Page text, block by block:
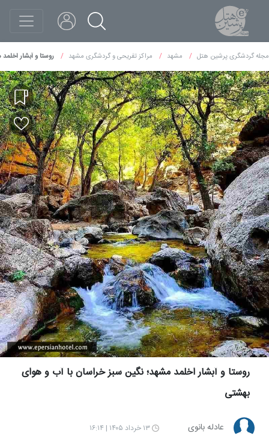
مجله گردشگری پرشین هتل مشهد مراکز تفریحی و گردشگری مشهد روستا و آبشار
روستا و آبشار اخلمد مشهد؛ نگین سبز خراسان با آب و هوای
بهشتی
عادله بانوی ۱۳ خرداد ۱۴۰۵ | ۱۶:۱۴